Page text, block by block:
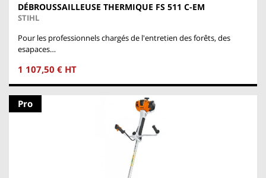
DÉBROUSSAILLEUSE THERMIQUE FS 511 C-EM
STIHL
Pour les professionnels chargés de l'entretien des forêts, des
esapaces…
1 107,50 € HT
Pro